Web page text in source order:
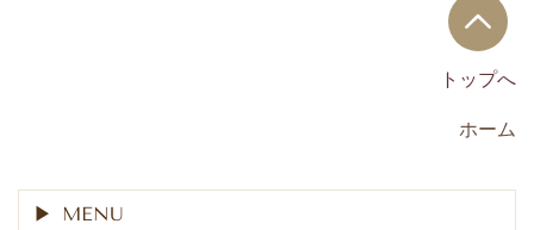
トップへ
ホーム
MENU